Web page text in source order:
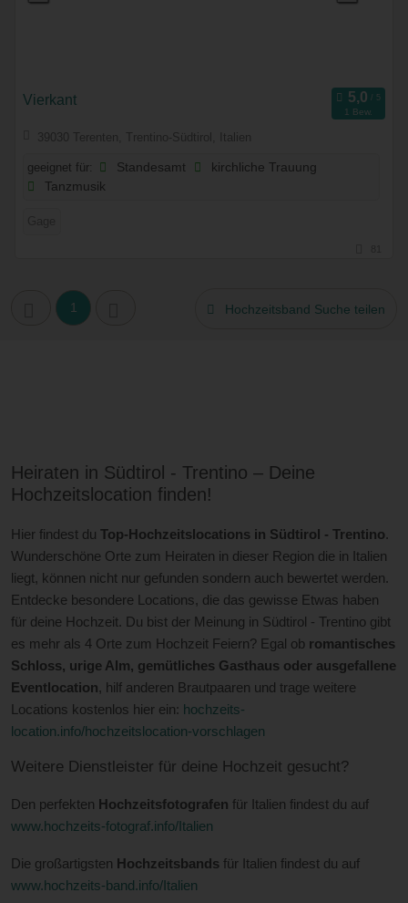
Vierkant
1 Bew.
39030 Terenten, Trentino-Südtirol, Italien
geeignet für: Standesamt
kirchliche Trauung
Tanzmusik
1 Hochzeitsband Suche teilen
Heiraten in Südtirol - Trentino – Deine
Hochzeitslocation finden!
Hier findest du Top-Hochzeitslocations in Südtirol - Trentino.
Wunderschöne Orte zum Heiraten in dieser Region die in Italien
liegt, können nicht nur gefunden sondern auch bewertet werden.
Entdecke besondere Locations, die das gewisse Etwas haben
für deine Hochzeit. Du bist der Meinung in Südtirol - Trentino gibt
es mehr als 4 Orte zum Hochzeit Feiern? Egal ob romantisches
Schloss, urige Alm, gemütliches Gasthaus oder ausgefallene
Eventlocation, hilf anderen Brautpaaren und trage weitere
Locations kostenlos hier ein: hochzeits-
location.info/hochzeitslocation-vorschlagen
Weitere Dienstleister für deine Hochzeit gesucht?
Den perfekten Hochzeitsfotografen für Italien findest du auf
www.hochzeits-fotograf.info/Italien
Die großartigsten Hochzeitsbands für Italien findest du auf
www.hochzeits-band.info/Italien